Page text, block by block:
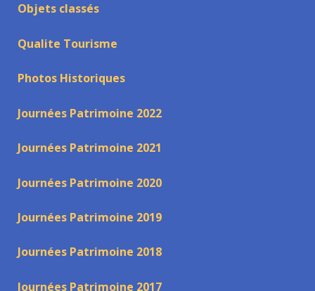
Objets classés
Qualite Tourisme
Photos Historiques
Journées Patrimoine 2022
Journées Patrimoine 2021
Journées Patrimoine 2020
Journées Patrimoine 2019
Journées Patrimoine 2018
Journées Patrimoine 2017